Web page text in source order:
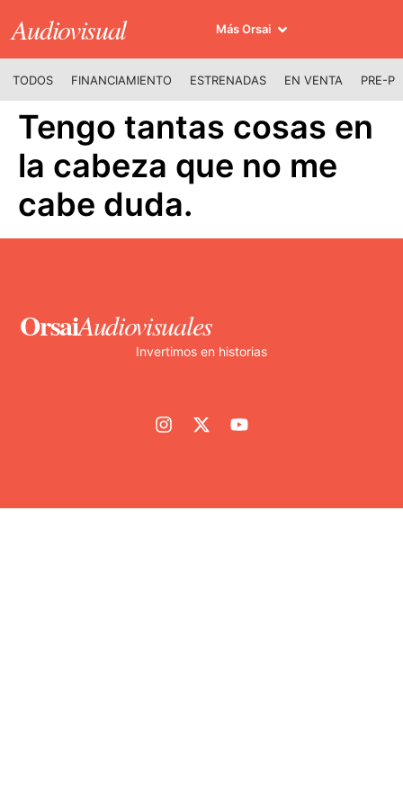
Audiovisual Más Orsai
TODOS FINANCIAMIENTO ESTRENADAS EN VENTA PRE-
Tengo tantas cosas en
la cabeza que no me
cabe duda.
OrsaiAudiovisuales
Invertimos en historias